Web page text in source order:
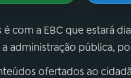
com a EBC que estará
administração pública,
ofertados ao